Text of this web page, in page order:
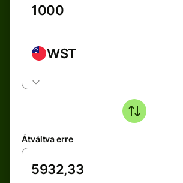
WST
Átváltva erre